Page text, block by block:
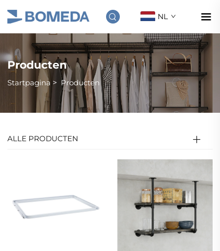
NL
Producten
Startpagina > Producten
ALLE PRODUCTEN